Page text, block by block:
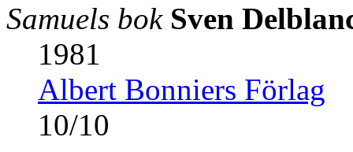
Samuels bok Sven
1981
Albert Bonniers Förlag
10/10